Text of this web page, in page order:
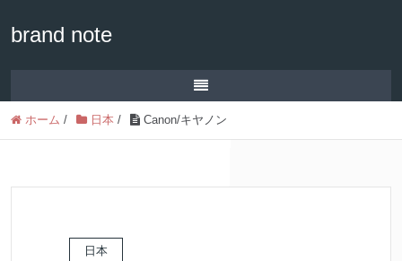
brand note
ホーム / 日本 / Canon/キヤノン
日本